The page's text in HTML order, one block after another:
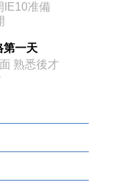
IE10准備
第一天
熟悉後才